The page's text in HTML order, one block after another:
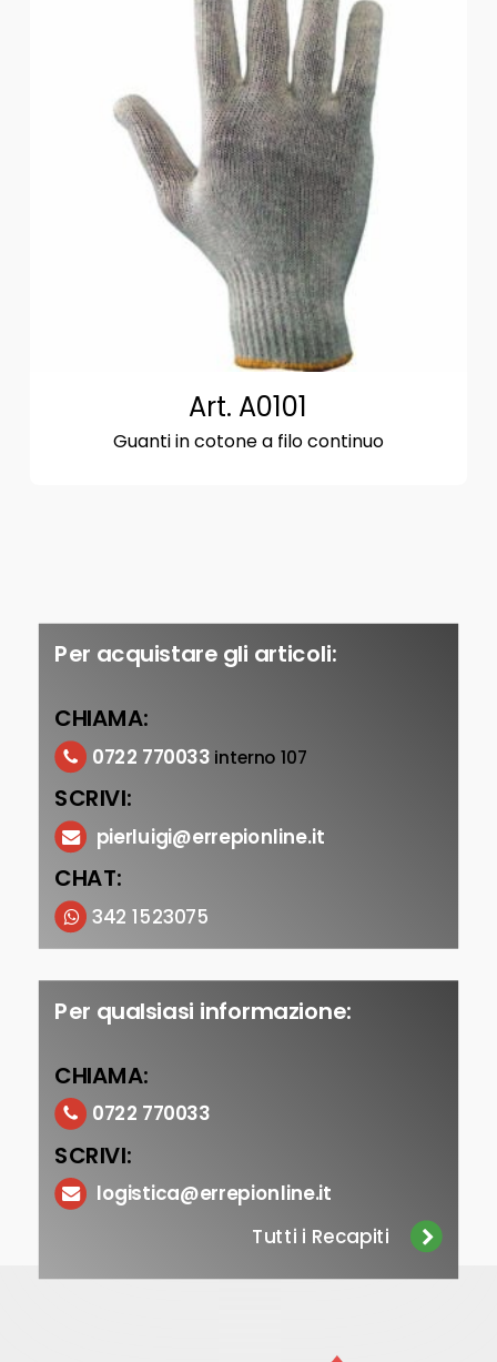
Art. A0101
Guanti in cotone a filo continuo
Per acquistare gli articoli:
CHIAMA:
0722 770033 interno 107
SCRIVI:
pierluigi@errepionline.it
CHAT:
342 1523075
Per qualsiasi informazione:
CHIAMA:
0722 770033
SCRIVI:
logistica@errepionline.it
Tutti i Recapiti